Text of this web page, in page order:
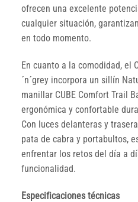
ofrecen una excelente
cualquier situación,
en todo momento.
En cuanto a la comodidad, el
´n´grey incorpora un sillín
manillar CUBE Comfort Trail
ergonómica y confortable
Con luces delanteras y
pata de cabra y portabultos,
enfrentar los retos del día a
funcionalidad.
Especificaciones técnicas